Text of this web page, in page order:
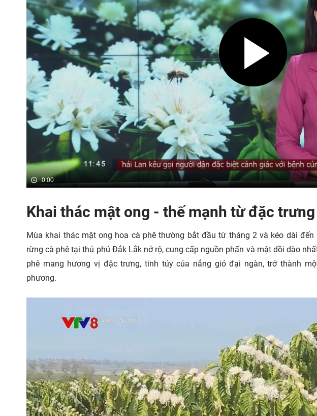
0:00
Khai thác mật ong - thế mạnh từ đặc
Mùa khai thác mật ong hoa cà phê thường bắt đầu từ tháng 2 và kéo dài
rừng cà phê tại thủ phủ Đắk Lắk nở rộ, cung cấp nguồn phấn và mật dồi dào
phê mang hương vị đặc trưng, tinh túy của nắng gió đại ngàn, trở thành
phương.